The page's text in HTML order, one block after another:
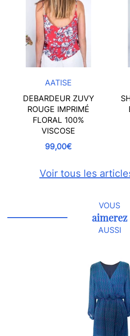
AATISE
DEBARDEUR ZUVY
ROUGE IMPRIMÉ
FLORAL 100%
VISCOSE
99,00€
Voir tous les
VOUS
aimerez
AUSSI